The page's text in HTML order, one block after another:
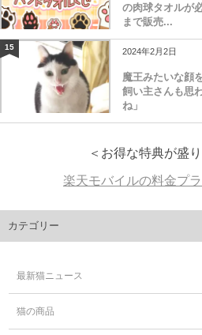
の肉球タオルが
まで販売...
15 2024年2月2日
魔王みたいな顔
飼い主さんも思
ね」
＜お得な特典が盛
楽天モバイルの料金プ
カテゴリー
最新猫ニュース
猫の商品